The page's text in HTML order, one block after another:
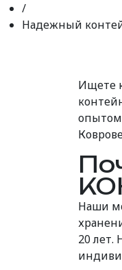
/
Надежный
Ищете
Наши
20 лет.